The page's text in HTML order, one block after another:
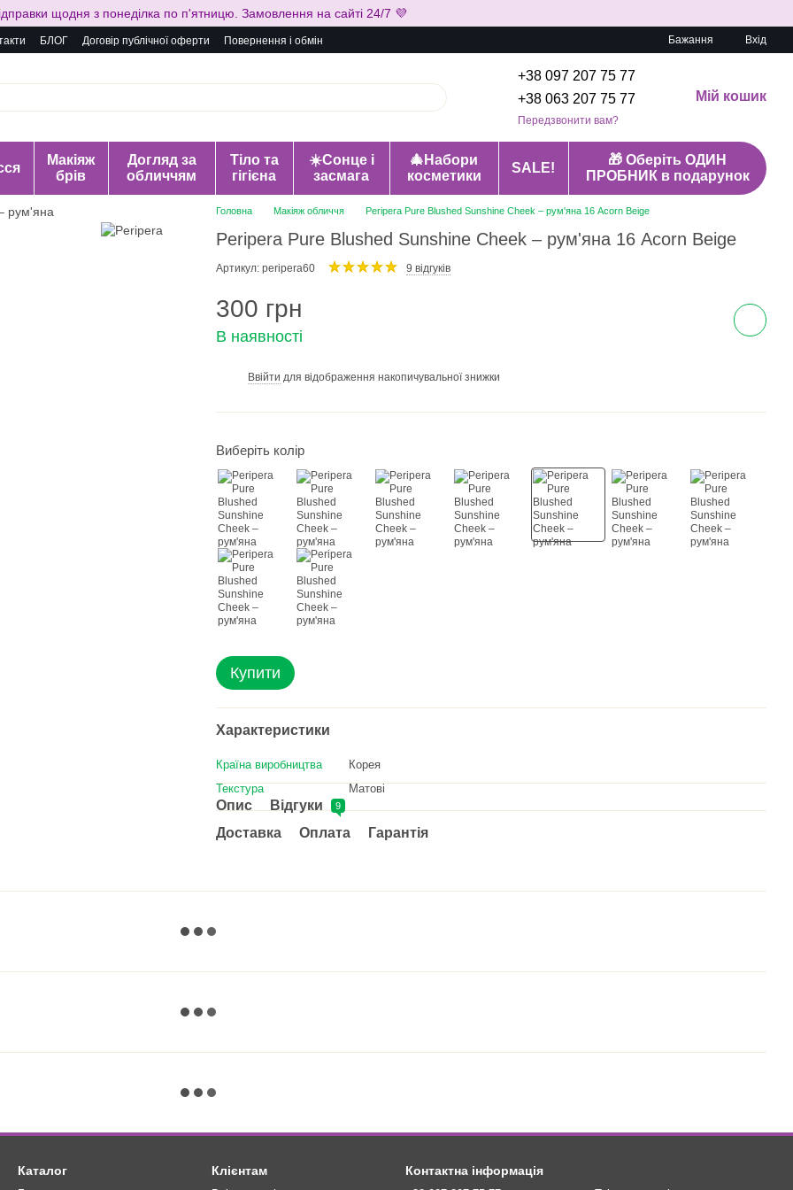
щодня з понеділка по п'ятницю. Замовлення на сайті 24/7 💜
БЛОГ Договір публічної оферти Повернення і обмін Бажання Вхід
+38 097 207 75 77
+38 063 207 75 77
Передзвонити вам?
Мій кошик
Макіяж
брів
Догляд за
обличчям
Тіло та
гігієна
☀️Сонце і
засмага
🎄Набори
косметики
SALE!
🎁 Оберіть ОДИН
ПРОБНИК в подарунок
Головна Макіяж обличчя Peripera Pure Blushed Sunshine Cheek – рум'яна 16 Acorn Beige
Peripera Pure Blushed Sunshine Cheek – рум'яна 16 Acorn Beige
Артикул: peripera60 9 відгуків
300 грн
В наявності
Ввійти для відображення накопичувальної знижки
Виберіть колір
Купити
Характеристики
Країна виробництва
Корея
Текстура
Матові
Опис Відгуки 9
Доставка Оплата Гарантія
Каталог Клієнтам Контактна інформація